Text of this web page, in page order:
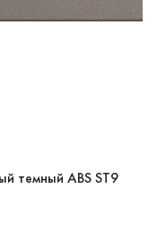
Кромка Эггер 19/0,8 Серо коричневый темный ABS ST9